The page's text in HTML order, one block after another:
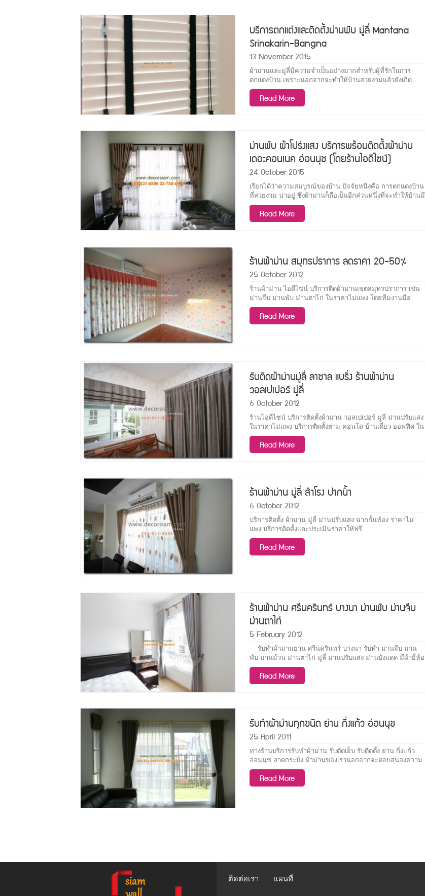
มีหลากสไตล์ให้เหมาะกับตัวบ้าน นอกจากนี้ยังมีการเลือกผ้า
ม่านคุณภาพเพื่อให้บริการติดตั้ง ผ้าม่านศรีนครินทร์ และ ผ้า
ม่านบางนา โดยทางเราได้มีผลงานตัวอย่างการติดตั้งผ้าม่าน
ณ บ้านเดี่ยว หมู่บ้าน มัณฑนา
บริการตกแต่งและติดตั้งม่านพับ มู่ลี่ Mantana
Srinakarin-Bangna
13 November 2015
ผ้าม่านและมู่ลี่มีความจำเป็นอย่างมากสำหรับผู้ที่รักในการ
ตกแต่งบ้าน เพราะนอกจากจะทำให้บ้านสวยงามแล้วยังเกิด
ประโยชน์อีกมากมาย โดยเฉพาะการบังแดดบังฝุ่น โดยเฉพาะ
การติดตั้งผ้าม่านในบ้านเดี่ยว เช่น ผ้าม่านบ้านเดี่ยว มัณฑนา
ศรีนครินทร์-บางนา ผ้าม่าน Mantana Srinakarin-Bangna ก็จะ
ม่านศรีนครินทร์ ผ้าม่านบางนา หรือแม้กระทั่งในพื้นที่ต่าง ๆ
อาทิ ผ้าม่านหนามแดง เราพร้อมให้บริการโดยทีมช่างผู้ชำนาญ
การในราคาที่เหมาะสม นอกจากนี้ยังได้คัดเลือก มู่ลี่อลูมิเนียม
อย่างดีในราคากันเอง
Read More
ม่านพับ ผ้าโปร่งแสง บริการพร้อมติดตั้งผ้าม่าน
เดอะคอนเนค อ่อนนุช (โดยร้านไอดีไซน์)
24 October 2015
เรียกได้ว่าความสมบูรณ์ของบ้าน ปัจจัยหนึ่งคือ การตกแต่งบ้าน
ที่สวยงาม น่าอยู่ ซึ่งผ้าม่านก็ถือเป็นอีกส่วนหนึ่งที่จะทำให้บ้านมี
ความน่าอยู่ไม่น้อย ไม่ว่าจะเป็น ม่านพับ ผ้าโปร่งแสง แต่จะดี
ไม่น้อย ถ้าผ้าม่าน ถูกใช้ประโยชน์ได้มากกว่าความสวยงาม
นั่นก็คือสามารถเป็น ผ้าม่านกัน UV ได้ ที่ส่วนมากมักจะใช้การ
โครงการพฤกษา โดยเรามีผลงานตัวอย่างการติดตั้งผ้าม่าน
Read More
ร้านผ้าม่าน สมุทรปราการ ลดราคา 20-50%
25 October 2012
ร้านผ้าม่าน ไอดีไซน์ บริการติดผ้าม่านเขตสมุทรปราการ เช่น
ม่านจีบ ม่านพับ ม่านตาไก่ ในราคาไม่แพง โดยทีมงานมือ
อาชีพ ยินดีรับบัตรเครดิต Visa, MasterCard
http://www.decorsiam.com/category/ผลงาน ( i design ) เลข
ที่ 430/19 หมู่ 5 ถ.ศรีนครินทร์ ต.สำโรงเหนือ อ.เมือง
Read More
รับติดผ้าม่านมู่ลี่ ลาซาล แบริ่ง ร้านผ้าม่าน
วอลเปเปอร์ มู่ลี่
6 October 2012
ร้านไอดีไซน์ บริการติดตั้งผ้าม่าน วอลเปเปอร์ มูู่ลี่ ม่านปรับแสง
ในราคาไม่แพง บริการติดตั้งตาม คอนโด บ้านเดี่ยว ออฟฟิศ ใน
ย่าน ซอยแบริ่ง ซอยลาซาล
http://www.decorsiam.com/category/ผลงาน ( i design ) เลข
ที่ 430/19 หมู่ 5 ถ.ศรีนครินทร์ ต.สำโรงเหนือ อ.เมือง
Read More
ร้านผ้าม่าน มู่ลี่ สำโรง ปากน้ำ
6 October 2012
บริการติดตั้ง ผ้าม่าน มู่ลี่ ม่านปรับแสง ฉากกั้นห้อง ราคาไม่
แพง บริการติดตั้งและประเมินราคาให้ฟรี
http://www.decorsiam.com/category/ผลงาน ( i design ) เลข
ที่ 430/19 หมู่ 5 ถ.ศรีนครินทร์ ต.สำโรงเหนือ อ.เมือง
จ.สมุทรปราการ 10270 Tel : 084-531-8896 , 02-758-6974 E-
Read More
ร้านผ้าม่าน ศรีนครินทร์ บางนา ม่านพับ ม่านจีบ
ม่านตาไก่
5 February 2012
รับทำผ้าม่านย่าน ศรีนครินทร์ บางนา รับทำ ม่านจีบ ม่าน
พับ ม่านม้วน ม่านตาไก่ มู่ลี่ ม่านปรับแสง ม่านบังแดด มีผ้ายี่ห้อ
ชั้นนำเช่น pasaya , vc-fabr , Jazz , U-Tex ตัดเย็บด้วยช่าง
ฝีมือดี รับประกันความพอใจของลูกค้า บริการประเมินราคาฟรี
เปิดบริการทุกวันไม่มีวันหยุด ยินดีรับบัตรเครดิตรทุกธนาคาร
Read More
รับทำผ้าม่านทุกชนิด ย่าน กิ่งแก้ว อ่อนนุช
25 April 2011
ทางร้านบริการรับทำผ้าม่าน รับตัดเย็บ รับติดตั้ง ย่าน กิ่งแก้ว
อ่อนนุช ลาดกระบัง ผ้าม่านของเรานอกจากจะตอบสนองความ
ต้องการด้านการใช้งานแล้ว ยังตอบสนองความต้องการในเรื่อง
ความสวยงาม การเป็นชิ้นงานที่ประดับตกแต่งตัวบ้านได้อย่าง
สวยงาม ไม่ว่าจะเปิดหรือปิดม่าน ผ้าม่านของเราล้วนได้รับการ
Read More
ติดต่อเรา แผนที่